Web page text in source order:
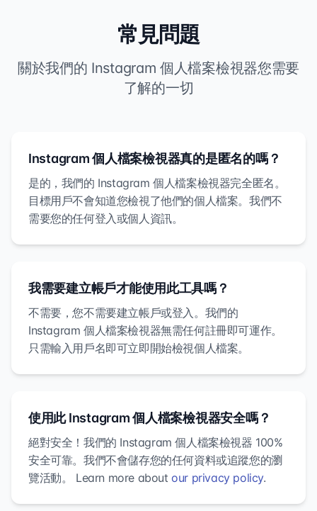
常見問題
關於我們的 Instagram 個人檔案檢視器您需要
了解的一切
Instagram 個人檔案檢視器真的是匿名的嗎？
是的，我們的 Instagram 個人檔案檢視器完全匿名。
目標用戶不會知道您檢視了他們的個人檔案。我們不
需要您的任何登入或個人資訊。
我需要建立帳戶才能使用此工具嗎？
不需要，您不需要建立帳戶或登入。我們的
Instagram 個人檔案檢視器無需任何註冊即可運作。
只需輸入用戶名即可立即開始檢視個人檔案。
使用此 Instagram 個人檔案檢視器安全嗎？
絕對安全！我們的 Instagram 個人檔案檢視器 100%
安全可靠。我們不會儲存您的任何資料或追蹤您的瀏
覽活動。 Learn more aboutour privacy policy.